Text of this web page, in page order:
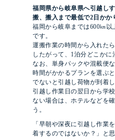
福岡県から岐阜県へ引越し
搬、搬入まで最低で2日かか
福岡から岐阜までは600㎞
です。
運搬作業の時間から入れた
したがって、1泊分どこかに
なお、単身パックや混載便
時間がかかるプランを選ぶ
でないと引越し荷物が到着
引越し作業日の翌日から学
ない場合は、ホテルなどを
う。
「早朝や深夜に引越し作業
着するのではないか？」と